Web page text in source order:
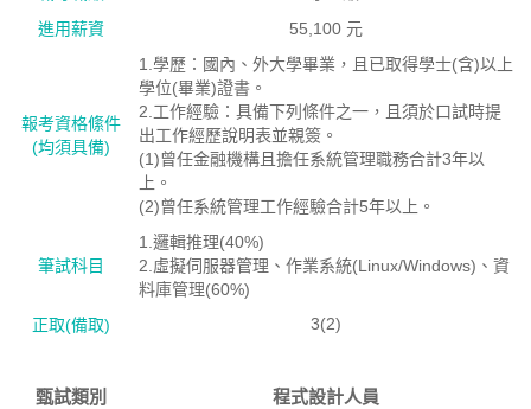
進用薪資
55,100 元
報考資格絛件
(均須具備)
1.學歷：國內、外大學畢業，且已取得學士(含)以上
學位(畢業)證書。
2.工作經驗：具備下列條件之一，且須於口試時提
出工作經歷說明表並親簽。
(1)曾任金融機構且擔任系統管理職務合計3年以
上。
(2)曾任系統管理工作經驗合計5年以上。
筆試科目
1.邏輯推理(40%)
2.虛擬伺服器管理、作業系統(Linux/Windows)、資
料庫管理(60%)
正取(備取)
3(2)
甄試類別 程式設計人員